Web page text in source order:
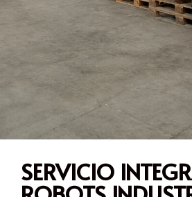
SERVICIO
Reparación
de